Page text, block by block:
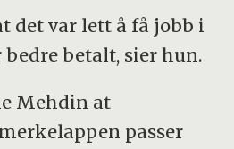
det var lett å få jobb i
bedre betalt, sier hun.
Mehdin at
passer